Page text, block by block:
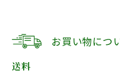
お買い物につ
送料